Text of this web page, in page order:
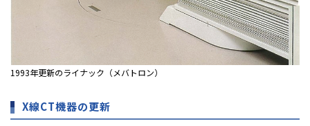
1993年更新のライナック（メバトロン）
X線CT機器の更新